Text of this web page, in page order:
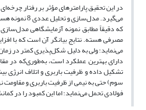
که دقیقاً مطابق نمونه آزمایشگاهی
می‌نماید؛ ولی به دلیل شکل‌پذیری کمتر در
دارای بهترین عملکرد است، به‌طوری‌که در
تشکیل داده و ظرفیت باربری و اتلاف
سوم) حتی به نیمی از ظرفیت باربری و
فولادی تحمل می‌نماید؛ اما این کمبود را